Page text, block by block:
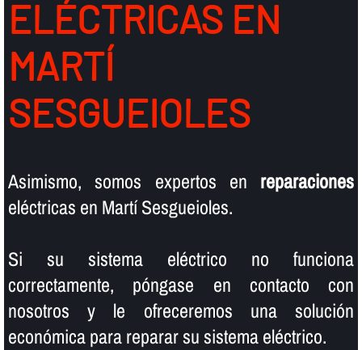
ELÉCTRICAS EN
MARTÍ
SESGUEIOLES
Asimismo, somos expertos en reparaciones
eléctricas en Martí Sesgueioles.
Si su sistema eléctrico no funciona
correctamente, póngase en contacto con
nosotros y le ofreceremos una solución
económica para reparar su sistema eléctrico.